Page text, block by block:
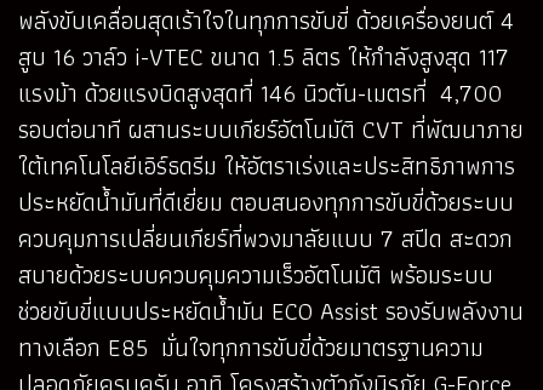
พลังขับเคลื่อนสุดเร้าใจในทุกการขับขี่ ด้วยเครื่องยนต์ 4
สูบ 16 วาล์ว i-VTEC ขนาด 1.5 ลิตร ให้กำลังสูงสุด 117
แรงม้า ด้วยแรงบิดสูงสุดที่ 146 นิวตัน-เมตรที่ 4,700
รอบต่อนาที ผสานระบบเกียร์อัตโนมัติ CVT ที่พัฒนาภาย
ใต้เทคโนโลยีเอิร์ธดรีม ให้อัตราเร่งและประสิทธิภาพการ
ประหยัดน้ำมันที่ดีเยี่ยม ตอบสนองทุกการขับขี่ด้วยระบบ
ควบคุมการเปลี่ยนเกียร์ที่พวงมาลัยแบบ 7 สปีด สะดวก
สบายด้วยระบบควบคุมความเร็วอัตโนมัติ พร้อมระบบ
ช่วยขับขี่แบบประหยัดน้ำมัน ECO Assist รองรับพลังงาน
ทางเลือก E85 มั่นใจทุกการขับขี่ด้วยมาตรฐานความ